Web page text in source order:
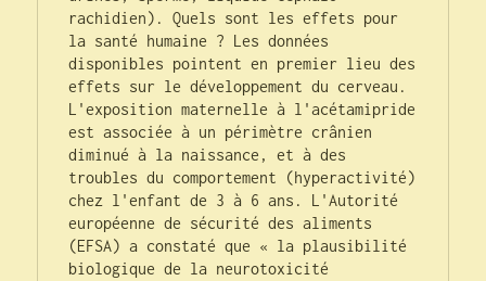
rachidien). Quels sont les effets pour
la santé humaine ? Les données
disponibles pointent en premier lieu des
effets sur le développement du cerveau.
L'exposition maternelle à l'acétamipride
est associée à un périmètre crânien
diminué à la naissance, et à des
troubles du comportement (hyperactivité)
chez l'enfant de 3 à 6 ans. L'Autorité
européenne de sécurité des aliments
(EFSA) a constaté que « la plausibilité
biologique de la neurotoxicité